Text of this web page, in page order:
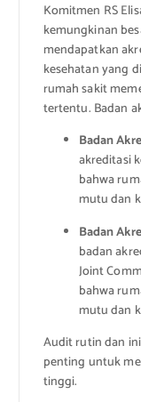
Komitmen RS
kemungkinan
mendapatkan
kesehatan yang
rumah sakit
tertentu. Badan
Badan
akreditasi
bahwa
mutu dan
Badan
badan
Joint
bahwa
mutu dan
Audit rutin dan
penting untuk
tinggi.